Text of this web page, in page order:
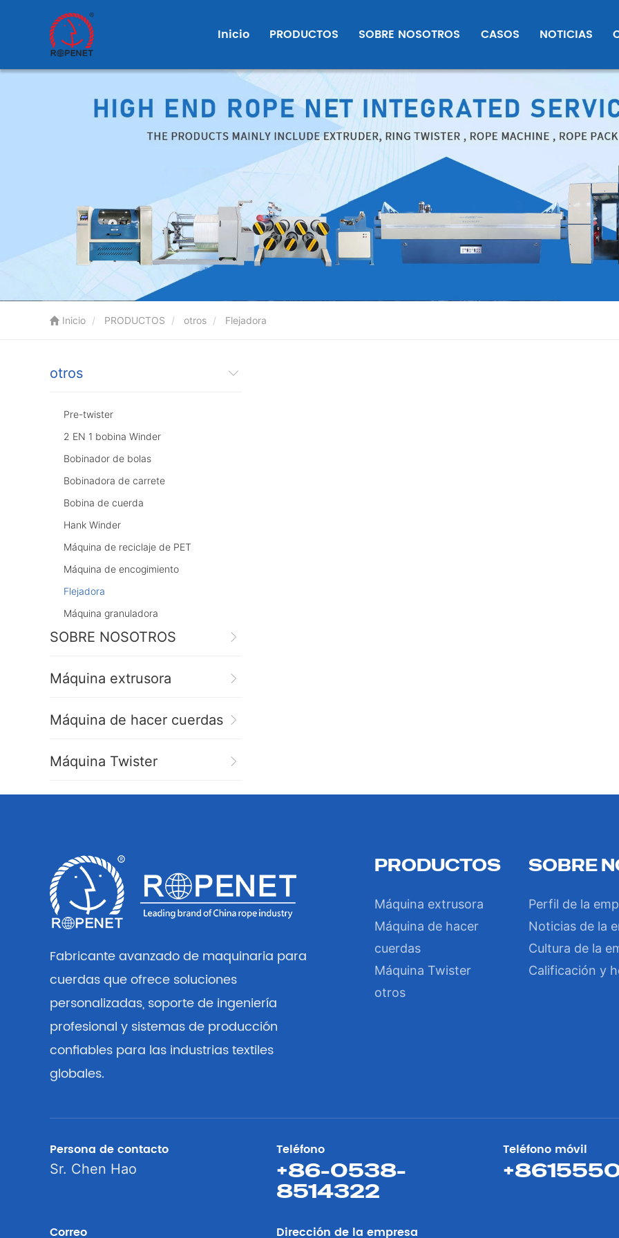
Inicio PRODUCTOS SOBRE NOSOTROS CASOS NOTICIAS
User
account
menu
Inicio PRODUCTOS otros Flejadora
otros
Pre-twister
2 EN 1 bobina Winder
Bobinador de bolas
Bobinadora de carrete
Bobina de cuerda
Hank Winder
Máquina de reciclaje de PET
Máquina de encogimiento
Flejadora
Máquina granuladora
SOBRE NOSOTROS
Máquina extrusora
Máquina de hacer cuerdas
Máquina Twister
Fabricante avanzado de maquinaria para
cuerdas que ofrece soluciones
personalizadas, soporte de ingeniería
profesional y sistemas de producción
confiables para las industrias textiles
globales.
PRODUCTOS
Máquina extrusora
Máquina de hacer
cuerdas
Máquina Twister
otros
SOBRE
Perfil de la
Noticias de la
Cultura de la
Calificación y
Persona de contacto
Sr. Chen Hao
Teléfono
+86-0538-
8514322
Teléfono móvil
Correo Dirección de la empresa